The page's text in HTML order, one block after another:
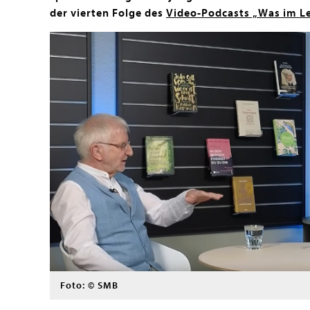
der vierten Folge des Video-Podcasts „Was im
Foto: © SMB